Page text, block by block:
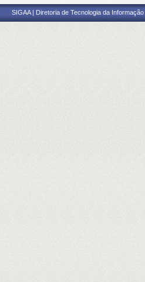
SIGAA | Diretoria de Tecnologia da